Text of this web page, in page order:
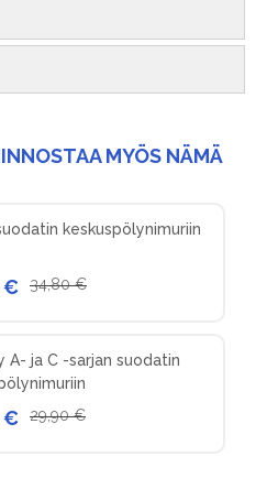
MYÖS NÄMÄ
keskuspölynimuriin
€ 34,80 €
A- ja C -sarjan suodatin
€ 29,90 €